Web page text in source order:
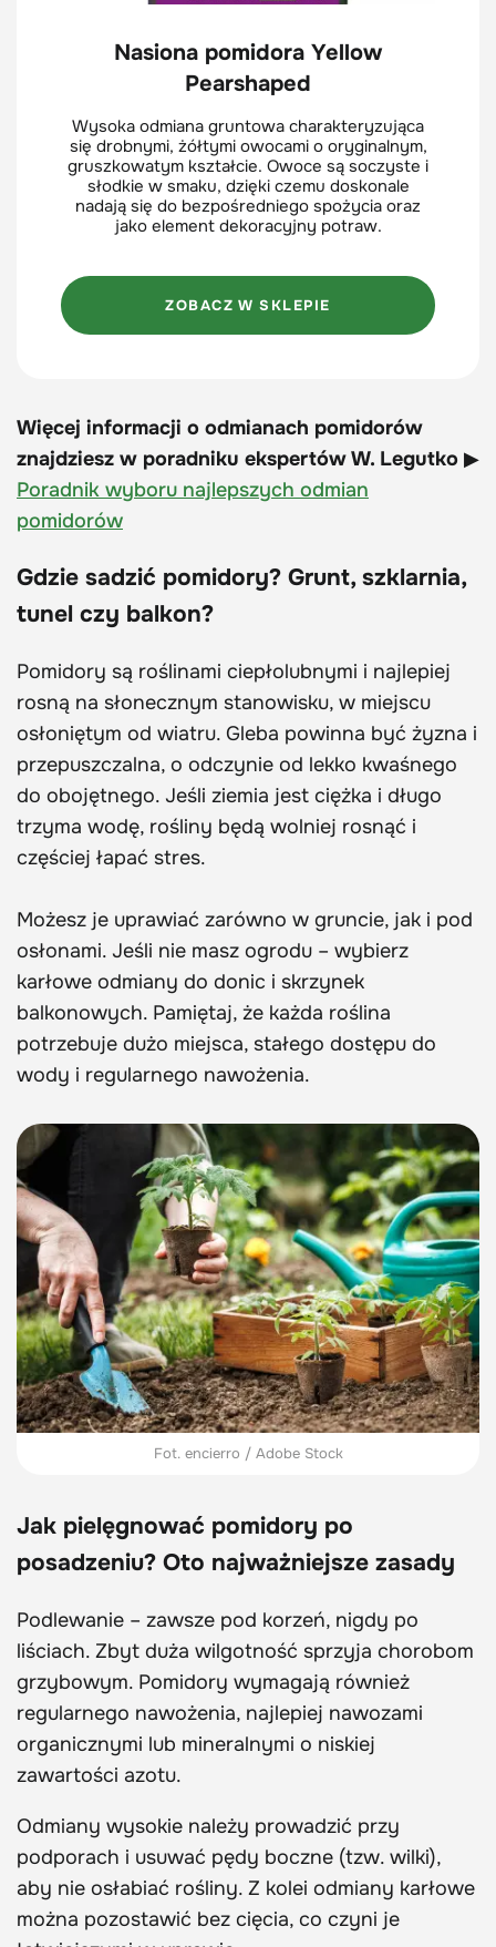
Nasiona pomidora Yellow
Pearshaped
Wysoka odmiana gruntowa charakteryzująca
się drobnymi, żółtymi owocami o oryginalnym,
gruszkowatym kształcie. Owoce są soczyste i
słodkie w smaku, dzięki czemu doskonale
nadają się do bezpośredniego spożycia oraz
jako element dekoracyjny potraw.
ZOBACZ W SKLEPIE
Więcej informacji o odmianach pomidorów
znajdziesz w poradniku ekspertów W. Legutko ▶
Poradnik wyboru najlepszych odmian
pomidorów
Gdzie sadzić pomidory? Grunt, szklarnia,
tunel czy balkon?
Pomidory są roślinami ciepłolubnymi i najlepiej
rosną na słonecznym stanowisku, w miejscu
osłoniętym od wiatru. Gleba powinna być żyzna i
przepuszczalna, o odczynie od lekko kwaśnego
do obojętnego. Jeśli ziemia jest ciężka i długo
trzyma wodę, rośliny będą wolniej rosnąć i
częściej łapać stres.
Możesz je uprawiać zarówno w gruncie, jak i pod
osłonami. Jeśli nie masz ogrodu – wybierz
karłowe odmiany do donic i skrzynek
balkonowych. Pamiętaj, że każda roślina
potrzebuje dużo miejsca, stałego dostępu do
wody i regularnego nawożenia.
Fot. encierro / Adobe Stock
Jak pielęgnować pomidory po
posadzeniu? Oto najważniejsze zasady
Podlewanie – zawsze pod korzeń, nigdy po
liściach. Zbyt duża wilgotność sprzyja chorobom
grzybowym. Pomidory wymagają również
regularnego nawożenia, najlepiej nawozami
organicznymi lub mineralnymi o niskiej
zawartości azotu.
Odmiany wysokie należy prowadzić przy
podporach i usuwać pędy boczne (tzw. wilki),
aby nie osłabiać rośliny. Z kolei odmiany karłowe
można pozostawić bez cięcia, co czyni je